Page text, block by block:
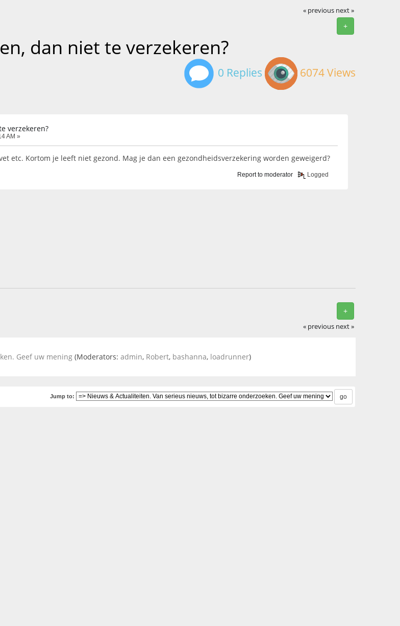
« previous next »
+
dan niet te verzekeren?
0 Replies 6074 Views
verzekeren?
AM »
etc. Kortom je leeft niet gezond. Mag je dan een gezondheidsverzekering worden geweigerd?
Report to moderator Logged
+
« previous next »
Geef uw mening (Moderators: admin, Robert, bashanna, loadrunner)
Jump to: